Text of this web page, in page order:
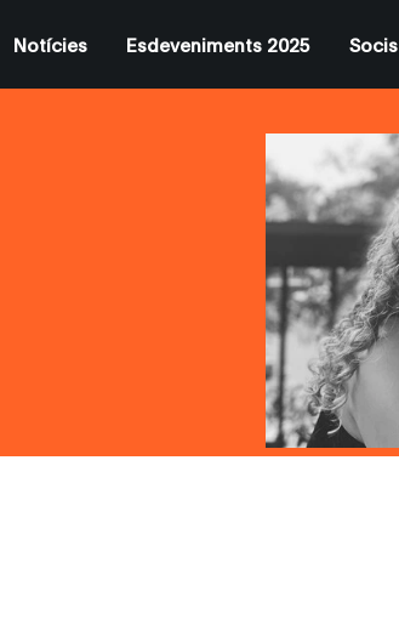
Notícies Esdeveniments 2025 Socis